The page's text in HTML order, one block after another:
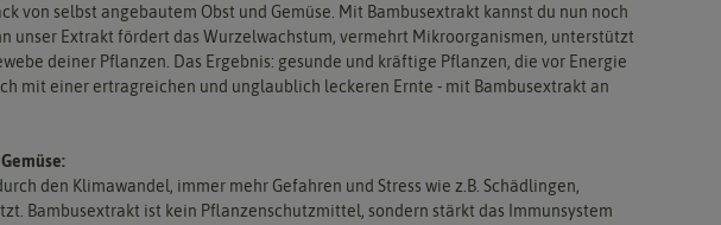
von selbst angebautem Obst und Gemüse. Mit Bambusextrakt kannst du nun noch
unser Extrakt fördert das Wurzelwachstum, vermehrt Mikroorganismen, unterstützt
deiner Pflanzen. Das Ergebnis: gesunde und kräftige Pflanzen, die vor Energie
mit einer ertragreichen und unglaublich leckeren Ernte - mit Bambusextrakt an
den Klimawandel, immer mehr Gefahren und Stress wie z.B. Schädlingen,
Bambusextrakt ist kein Pflanzenschutzmittel, sondern stärkt das Immunsystem